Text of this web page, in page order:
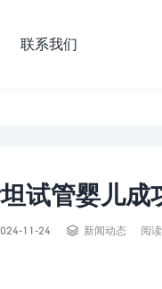
联系我们
试管婴儿成
11-24  新闻动态 阅